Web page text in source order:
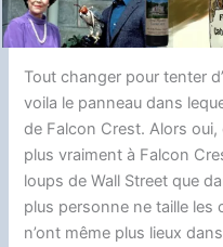
o
k
t
k
t
a
g
e
r
Tout changer pour tenter
voila le panneau dans
de Falcon Crest. Alors
plus vraiment à Falcon
loups de Wall Street que
plus personne ne taille les
n’ont même plus lieux